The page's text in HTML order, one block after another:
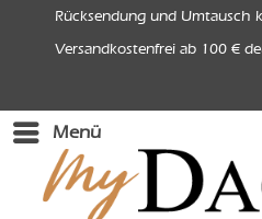
Rücksendung und Umtausch
Versandkostenfrei ab 100 €
Menü